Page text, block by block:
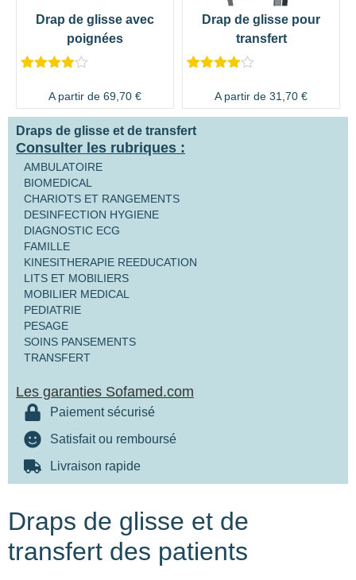
Draps de glisse et de transfert
Consulter les rubriques :
AMBULATOIRE
BIOMEDICAL
CHARIOTS ET RANGEMENTS
DESINFECTION HYGIENE
DIAGNOSTIC ECG
FAMILLE
KINESITHERAPIE REEDUCATION
LITS ET MOBILIERS
MOBILIER MEDICAL
PEDIATRIE
PESAGE
SOINS PANSEMENTS
TRANSFERT
Les garanties Sofamed.com
Paiement sécurisé
Satisfait ou remboursé
Livraison rapide
Drap de glisse avec
poignées
sur 5
basé sur
notations
client
A partir de 69,70 €
Drap de glisse pour
transfert
sur 5
basé
sur
notations
A partir de 31,70 €
Draps de glisse et de
transfert des patients